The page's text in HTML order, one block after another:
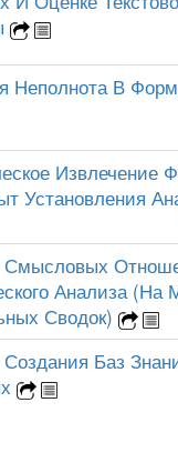
Неполнота В
Извлечение
Установления
Смысловых
Анализа (На
Сводок)
Баз